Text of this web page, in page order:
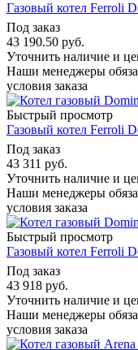
Газовый котел Ferroli
Под заказ
43 190.50 руб.
Уточнить наличие и
Наши менеджеры
условия заказа
Быстрый просмотр
Газовый котел Ferroli
Под заказ
43 311 руб.
Уточнить наличие и
Наши менеджеры
условия заказа
Быстрый просмотр
Газовый котел Ferroli
Под заказ
43 918 руб.
Уточнить наличие и
Наши менеджеры
условия заказа